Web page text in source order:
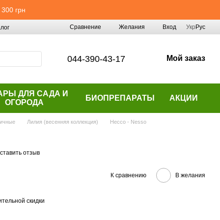
грн
Сравнение Желания Вход УкрРус
044-390-43-17 Мой заказ
ДЛЯ САДА И
ОГОРОДА
БИОПРЕПАРАТЫ АКЦИИ
Лилия (весенняя коллекция) Нессо - Nesso
отзыв
К сравнению В желания
скидки